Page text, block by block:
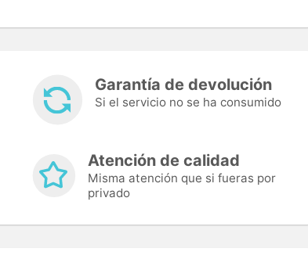
Garantía de devolución
Si el servicio no se ha consumido
Atención de calidad
Misma atención que si fueras por
privado